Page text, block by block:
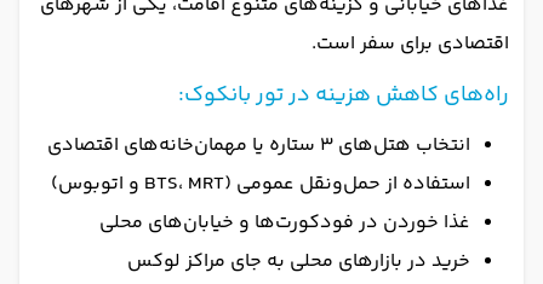
اقتصادی برای سفر است.
راه‌های کاهش هزینه در تور بانکوک:
انتخاب هتل‌های ۳ ستاره یا مهمان‌خانه‌های اقتصادی
استفاده از حمل‌ونقل عمومی (BTS، MRT و اتوبوس)
غذا خوردن در فودکورت‌ها و خیابان‌های محلی
خرید در بازارهای محلی به جای مراکز لوکس